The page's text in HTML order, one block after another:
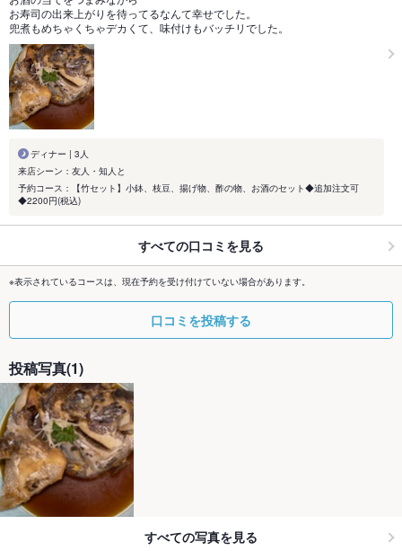
お寿司の出来上がりを待ってるなんて幸せでした。
兜煮もめちゃくちゃデカくて、味付けもバッチリでした。
ディナー | 3人
来店シーン：友人・知人と
予約コース：【竹セット】小鉢、枝豆、揚げ物、酢の物、お酒のセット◆追加注文可
◆2200円(税込)
すべての口コミを見る
※表示されているコースは、現在予約を受け付けていない場合があります。
口コミを投稿する
投稿写真(1)
すべての写真を見る